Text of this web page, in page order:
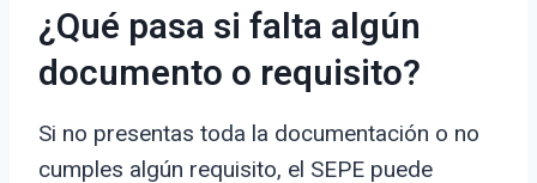
¿Qué pasa si falta algún
documento o requisito?
Si no presentas toda la documentación o no
cumples algún requisito, el SEPE puede